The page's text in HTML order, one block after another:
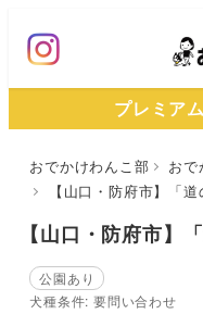
ン
プレミア
おでかけわんこ部 おで
【山口・防府市】「
【山口・防府市】
公園あり
犬種条件: 要問い合わせ